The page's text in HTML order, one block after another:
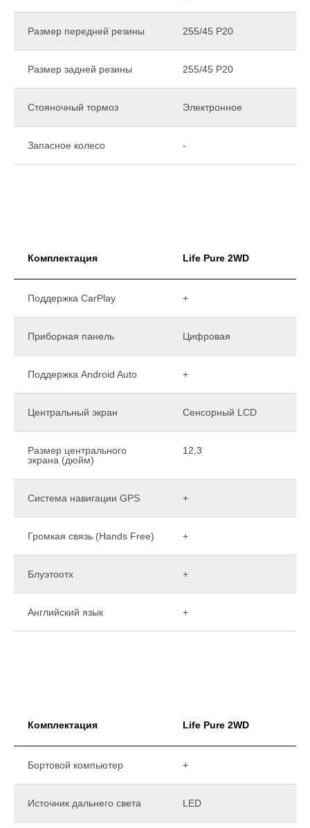
Размер передней резины 255/45 Р20
Размер задней резины 255/45 Р20
Стояночный тормоз Электронное
Запасное колесо -
Комплектация Life Pure 2WD
Поддержка CarPlay +
Приборная панель Цифровая
Поддержка Android Auto +
Центральный экран Сенсорный LCD
Размер центрального
экрана (дюйм)
12,3
Система навигации GPS +
Громкая связь (Hands Free) +
Блуэтоотх +
Английский язык +
Комплектация Life Pure 2WD
Бортовой компьютер +
Источник дальнего света LED